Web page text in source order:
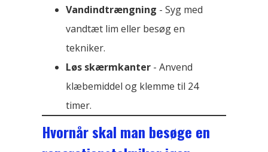
Vandindtrængning - Syg med
vandtæt lim eller besøg en
tekniker.
Løs skærmkanter - Anvend
klæbemiddel og klemme til 24
timer.
Hvornår skal man besøge en